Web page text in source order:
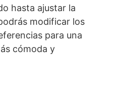
hasta ajustar la
modificar los
para una
cómoda y